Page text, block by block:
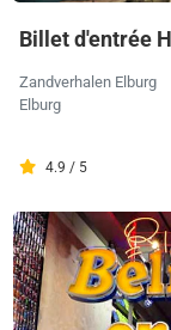
Billet d'entrée
Zandverhalen Elburg
Elburg
4.9 / 5